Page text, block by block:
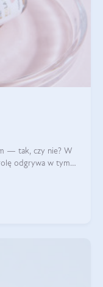
— tak, czy nie? W
odgrywa w tym